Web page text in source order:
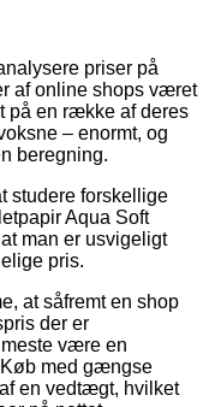
priser på
af online shops været
på en række af deres
– enormt, og
beregning.
studere forskellige
Aqua Soft
man er usvigeligt
pris.
at såfremt en shop
der er
være en
med gængse
en vedtægt, hvilket